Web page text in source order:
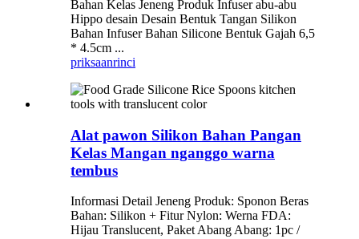
Bahan Kelas Jeneng Produk Infuser abu-abu
Hippo desain Desain Bentuk Tangan Silikon
Bahan Infuser Bahan Silicone Bentuk Gajah 6,5
* 4.5cm ...
priksaanrinci
Alat pawon Silikon Bahan Pangan
Kelas Mangan nganggo warna
tembus
Informasi Detail Jeneng Produk: Sponon Beras
Bahan: Silikon + Fitur Nylon: Werna FDA:
Hijau Translucent, Paket Abang Abang: 1pc /